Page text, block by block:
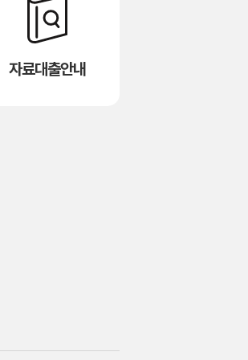
자료대출안내